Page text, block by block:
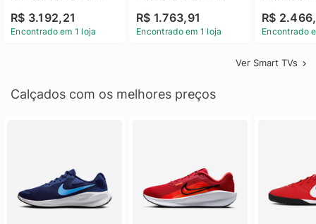
Bluetooth
R$ 3.192,21
Encontrado em 1 loja
43LM631C0SB LG
R$ 1.763,91
Encontrado em 1 loja
R$
Encontrado
Ver Smart TVs
Calçados com os melhores preços